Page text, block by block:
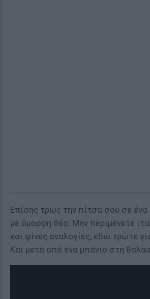
Επίσης τρως την πίτσα σου σε ένα
με όμορφη θέα. Μην περιμένετε
και φίνες αναλογίες, εδώ τρώτε
Και μετά από ένα μπάνιο στη